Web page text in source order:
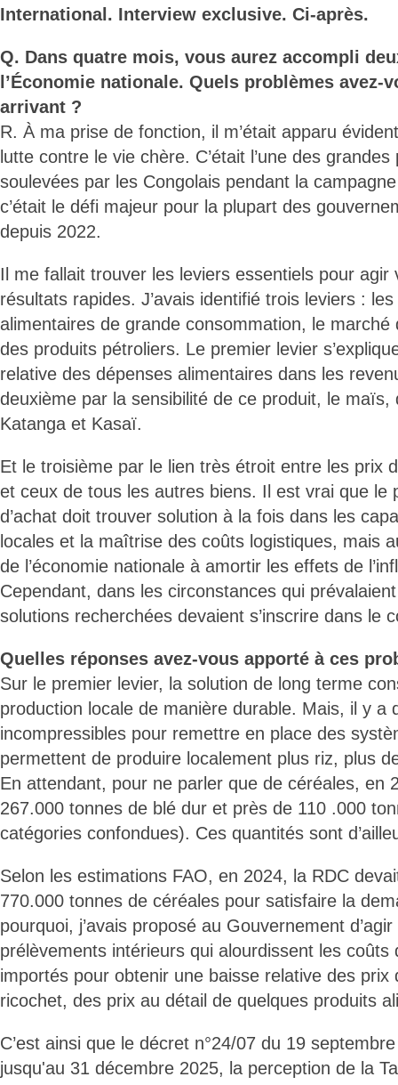
International. Interview exclusive. Ci-après.
Q. Dans quatre mois, vous aurez accompli
l’Économie nationale. Quels problèmes avez-
arrivant ?
R. À ma prise de fonction, il m’était apparu
lutte contre le vie chère. C’était l’une des
soulevées par les Congolais pendant la
c’était le défi majeur pour la plupart des
depuis 2022.
Il me fallait trouver les leviers essentiels pour agir
résultats rapides. J’avais identifié trois leviers :
alimentaires de grande consommation, le
des produits pétroliers. Le premier levier
relative des dépenses alimentaires dans les
deuxième par la sensibilité de ce produit, le maïs,
Katanga et Kasaï.
Et le troisième par le lien très étroit entre les prix
et ceux de tous les autres biens. Il est vrai que le
d’achat doit trouver solution à la fois dans les
locales et la maîtrise des coûts logistiques, mais
de l’économie nationale à amortir les effets de
Cependant, dans les circonstances qui
solutions recherchées devaient s’inscrire dans le
Quelles réponses avez-vous apporté à ces
Sur le premier levier, la solution de long terme
production locale de manière durable. Mais, il y a
incompressibles pour remettre en place des
permettent de produire localement plus riz, plus
En attendant, pour ne parler que de céréales, en
267.000 tonnes de blé dur et près de 110 .000
catégories confondues). Ces quantités sont
Selon les estimations FAO, en 2024, la RDC
770.000 tonnes de céréales pour satisfaire la
pourquoi, j’avais proposé au Gouvernement
prélèvements intérieurs qui alourdissent les coûts
importés pour obtenir une baisse relative des prix
ricochet, des prix au détail de quelques produits
C’est ainsi que le décret n°24/07 du 19
jusqu'au 31 décembre 2025, la perception de la